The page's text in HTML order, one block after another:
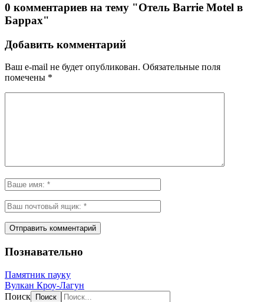
0 комментариев на тему "Отель Barrie Motel в
Баррах"
Добавить комментарий
Ваш e-mail не будет опубликован. Обязательные поля
помечены *
Познавательно
Памятник пауку
Вулкан Кроу-Лагун
Поиск